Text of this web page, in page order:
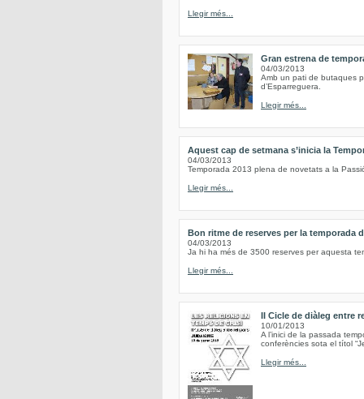
Llegir més...
Gran estrena de
04/03/2013
Amb un pati de butaques
d’Esparreguera.
Llegir més...
Aquest cap de setmana s’inicia la
04/03/2013
Temporada 2013 plena de novetats a la
Llegir més...
Bon ritme de reserves per la temporada
04/03/2013
Ja hi ha més de 3500 reserves per aquesta
Llegir més...
II Cicle de diàleg entre
10/01/2013
A l’inici de la passada
conferències sota el títol
Llegir més...